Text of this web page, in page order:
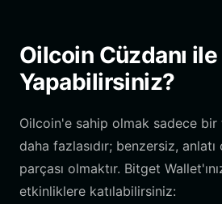
Oilcoin Cüzdanı
Yapabilirsiniz?
Oilcoin'e sahip olmak sadece
daha fazlasıdır; benzersiz,
parçası olmaktır. Bitget
etkinliklere katılabilirsiniz: